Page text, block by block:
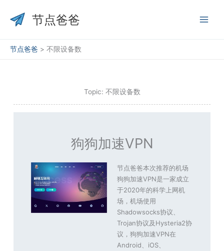
节点爸爸
节点爸爸 > 不限设备数
Topic: 不限设备数
狗狗加速VPN
节点爸爸本次推荐的机场
狗狗加速VPN是一家成立
于2020年的科学上网机
场，机场使用
Shadowsocks协议、
Trojan协议及Hysteria2协
议，狗狗加速VPN在
Android、iOS、